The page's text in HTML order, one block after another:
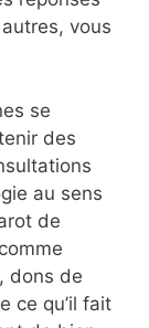
vous
se
des
au sens
de
dons de
ce qu’il fait